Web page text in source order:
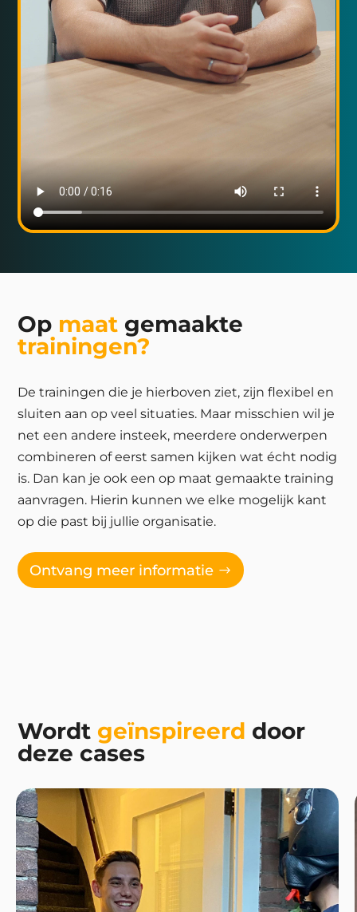
Op maat gemaakte
trainingen?
De trainingen die je hierboven ziet, zijn flexibel en
sluiten aan op veel situaties. Maar misschien wil je
net een andere insteek, meerdere onderwerpen
combineren of eerst samen kijken wat écht nodig
is. Dan kan je ook een op maat gemaakte training
aanvragen. Hierin kunnen we elke mogelijk kant
op die past bij jullie organisatie.
Ontvang meer informatie
Wordt geïnspireerd door
deze cases